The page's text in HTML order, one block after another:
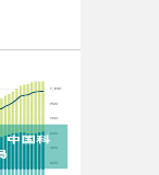
）
报收于
，文峰股